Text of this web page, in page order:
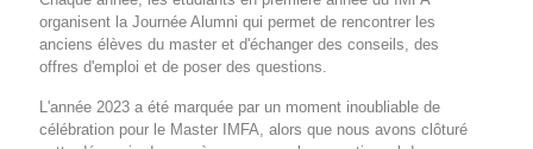
organisent la Journée Alumni qui permet de rencontrer les
anciens élèves du master et d'échanger des conseils, des
offres d'emploi et de poser des questions.
L'année 2023 a été marquée par un moment inoubliable de
célébration pour le Master IMFA, alors que nous avons clôturé